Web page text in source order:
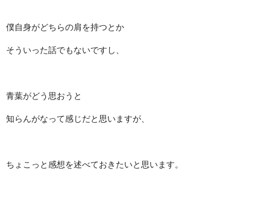
僕自身がどちらの肩を持つとか
そういった話でもないですし、
青葉がどう思おうと
知らんがなって感じだと思いますが、
ちょこっと感想を述べておきたいと思います。